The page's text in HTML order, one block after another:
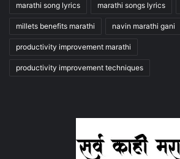
marathi song lyrics marathi songs lyrics
millets benefits marathi navin marathi gani
productivity improvement marathi
productivity improvement techniques